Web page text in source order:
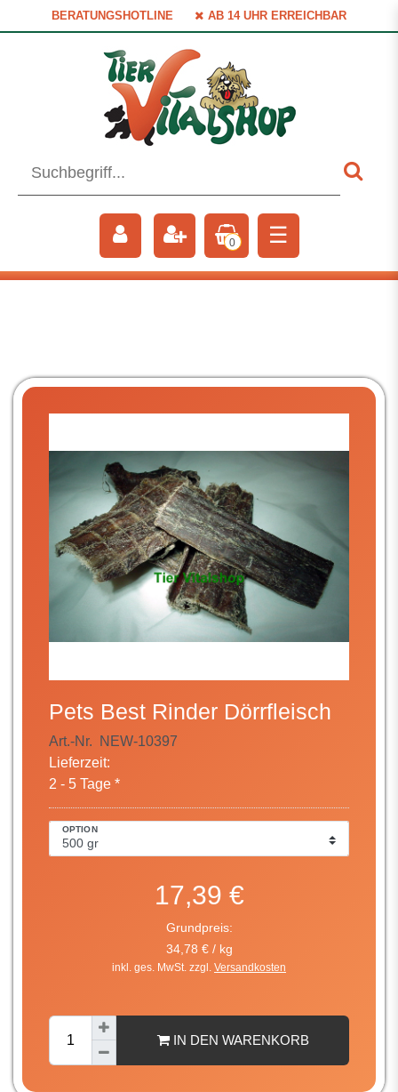
BERATUNGSHOTLINE AB 14 UHR ERREICHBAR
0 ☰
Pets Best Rinder Dörrfleisch
Art.-Nr.
NEW-10397
Lieferzeit:
2 - 5 Tage *
OPTION
17,39 €
Grundpreis:
34,78 € / kg
inkl. ges. MwSt. zzgl. Versandkosten
IN DEN WARENKORB